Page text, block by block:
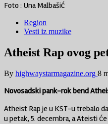
Foto : Una Malbašić
Region
Vesti iz muzike
Atheist Rap ovog
By highwaystarmagazine.org 8
Novosadski pank-rok bend
Atheist Rap je u KST-u trebalo
u petak, 5. decembra, a Ateisti